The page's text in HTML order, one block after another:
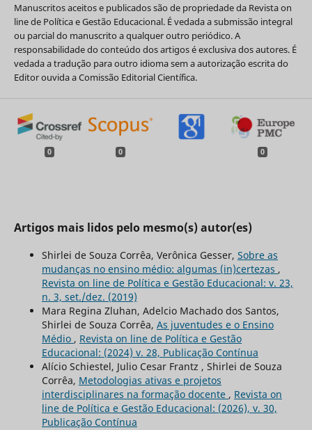
Manuscritos aceitos e publicados são de propriedade da Revista on
line de Política e Gestão Educacional. É vedada a submissão integral
ou parcial do manuscrito a qualquer outro periódico. A
responsabilidade do conteúdo dos artigos é exclusiva dos autores. É
vedada a tradução para outro idioma sem a autorização escrita do
Editor ouvida a Comissão Editorial Científica.
0 0 0
Artigos mais lidos pelo mesmo(s) autor(es)
Shirlei de Souza Corrêa, Verônica Gesser, Sobre as
mudanças no ensino médio: algumas (in)certezas ,
Revista on line de Política e Gestão Educacional: v. 23,
n. 3, set./dez. (2019)
Mara Regina Zluhan, Adelcio Machado dos Santos,
Shirlei de Souza Corrêa, As juventudes e o Ensino
Médio , Revista on line de Política e Gestão
Educacional: (2024) v. 28, Publicação Contínua
Alício Schiestel, Julio Cesar Frantz , Shirlei de Souza
Corrêa, Metodologias ativas e projetos
interdisciplinares na formação docente , Revista on
line de Política e Gestão Educacional: (2026), v. 30,
Publicação Contínua